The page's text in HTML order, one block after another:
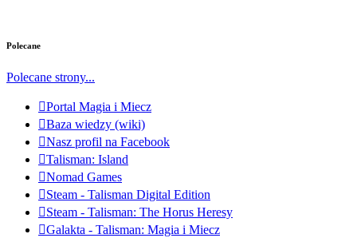
Polecane
Polecane strony...
Portal Magia i Miecz
Baza wiedzy (wiki)
Nasz profil na Facebook
Talisman: Island
Nomad Games
Steam - Talisman Digital Edition
Steam - Talisman: The Horus Heresy
Galakta - Talisman: Magia i Miecz